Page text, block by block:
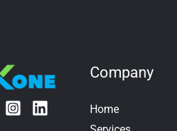
Company
Home